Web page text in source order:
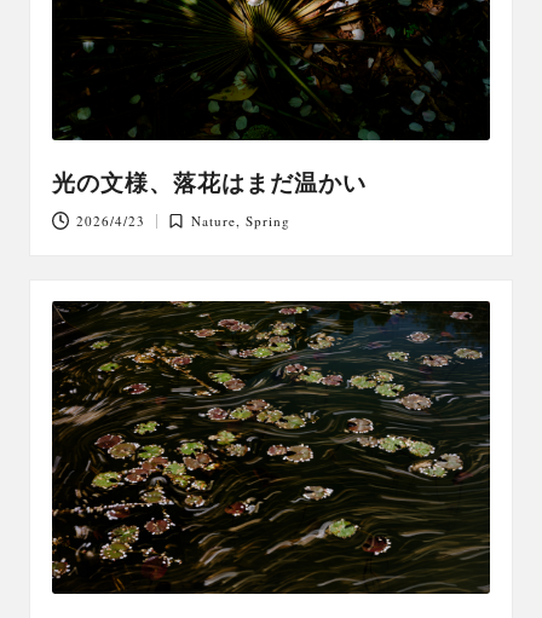
光の文様、落花はまだ温かい
2026/4/23
Posted
Nature ,Spring